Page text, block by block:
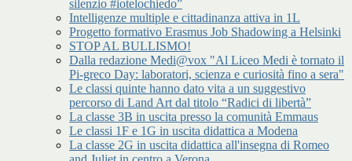
silenzio #iotelochiedo”
Intelligenze multiple e cittadinanza attiva in 1L
Progetto formativo Erasmus Job Shadowing a Helsinki
STOP AL BULLISMO!
Dalla redazione Medi@vox "Al Liceo Medi è tornato il
Pi-greco Day: laboratori, scienza e curiosità fino a sera"
Le classi quinte hanno dato vita a un suggestivo
percorso di Land Art dal titolo “Radici di libertà”
La classe 3B in uscita presso la comunità Emmaus
Le classi 1F e 1G in uscita didattica a Modena
La classe 2G in uscita didattica all'insegna di Romeo